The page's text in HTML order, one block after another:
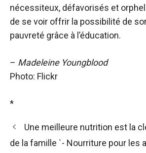
nécessiteux, défavorisés et
de se voir offrir la possibilité de
pauvreté grâce à l’éducation.
– Madeleine Youngblood
Photo: Flickr
*
Une meilleure nutrition est la
de la famille `- Nourriture pour les